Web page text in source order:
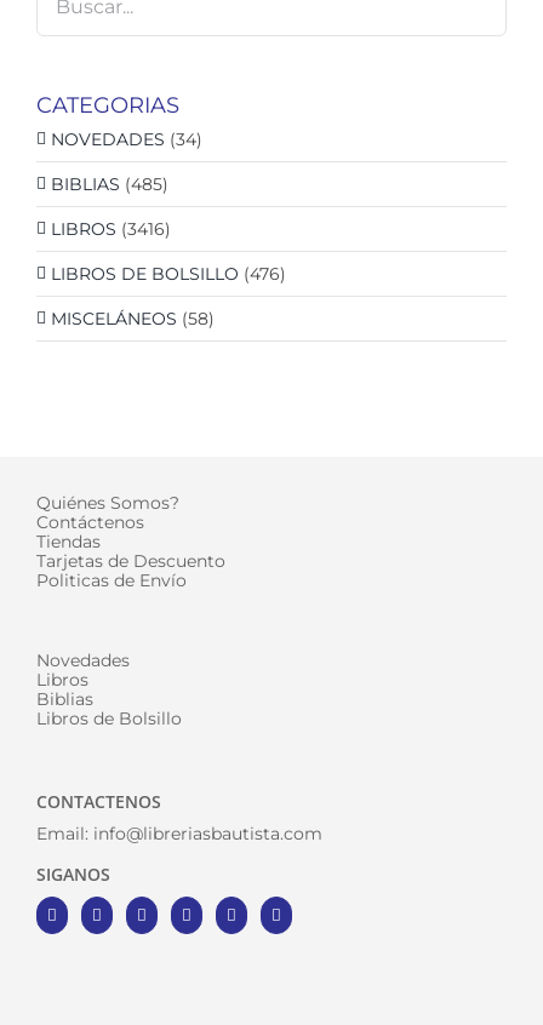
CATEGORIAS
NOVEDADES (34)
BIBLIAS (485)
LIBROS (3416)
LIBROS DE BOLSILLO (476)
MISCELÁNEOS (58)
Quiénes Somos?
Contáctenos
Tiendas
Tarjetas de Descuento
Politicas de Envío
Novedades
Libros
Biblias
Libros de Bolsillo
CONTACTENOS
Email: info@libreriasbautista.com
SIGANOS